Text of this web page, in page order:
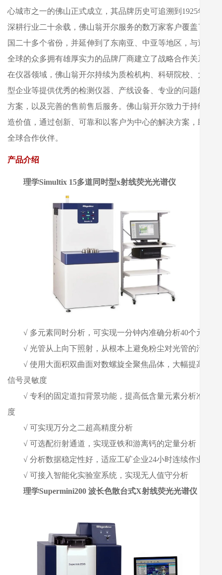
心城市之一的佛山正式成立，其品牌历史可追溯到1925年。
深耕行业二十余载，佛山翁开尔服务的数万家客户覆盖了全
国二十多个省份，并延伸到了东南亚、中亚等地区，与遍布
全球的众多拥有雄厚实力的品牌厂商建立了战略合作关系。
在仪器领域，佛山翁开尔持续为质检机构、科研院校、大中
型企业等提供优秀的检测仪器、产线设备、专业的问题解决
方案，以及完善的售前售后服务。佛山翁开尔致力于持续创
造价值，通过创新、可靠和以客户为中心的解决方案，助力
全球合作伙伴。
产品介绍
理学Simultix 15多道同时型x射线荧光光谱仪
√ 多元素同时分析，可实现一分钟内准确分析40个元素
√ 光管从上向下照射，从根本上避免粉尘对光管的污染
√ 使用大面积双曲面对数螺旋全聚焦晶体，大幅提高了
信号灵敏度
√ 专利的固定道扣背景功能，提高低含量元素分析准确
度
√ 可实现万分之二超高精度分析
√ 可选配衍射通道，实现亚铁和游离钙的定量分析
√ 分析数据稳定性好，适应工矿企业24小时连续作业
√ 可接入智能化实验室系统，实现无人值守分析
理学Supermini200 波长色散台式X射线荧光光谱仪